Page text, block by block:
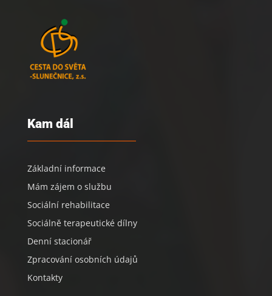
Kam dál
Základní informace
Mám zájem o službu
Sociální rehabilitace
Sociálně terapeutické dílny
Denní stacionář
Zpracování osobních údajů
Kontakty